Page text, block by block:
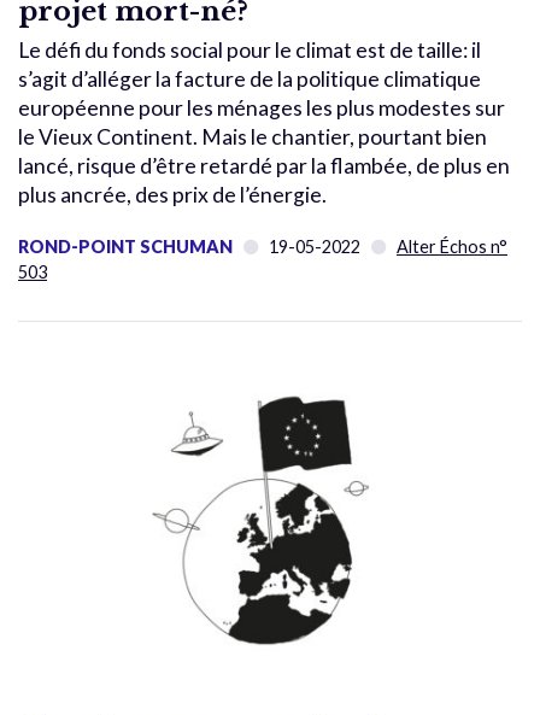
projet mort-né?
Le défi du fonds social pour le climat est de taille: il
s’agit d’alléger la facture de la politique climatique
européenne pour les ménages les plus modestes sur
le Vieux Continent. Mais le chantier, pourtant bien
lancé, risque d’être retardé par la flambée, de plus en
plus ancrée, des prix de l’énergie.
ROND-POINT SCHUMAN 19-05-2022
Alter Échos n°
503